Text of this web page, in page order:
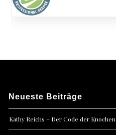
Neueste Beiträge
Kathy Reichs – Der Code der Knochen